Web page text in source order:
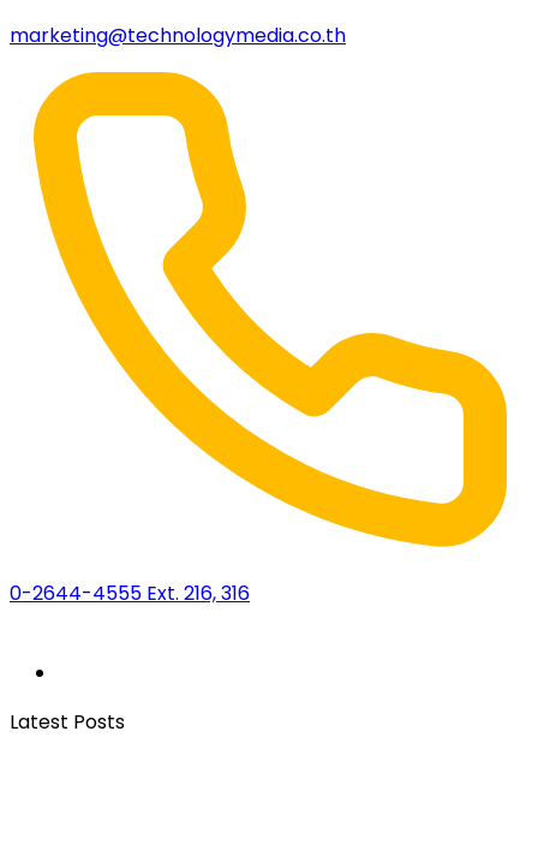
marketing@technologymedia.co.th
0-2644-4555 Ext. 216, 316
Latest Posts